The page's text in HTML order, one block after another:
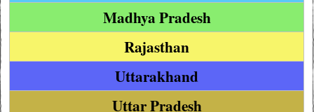
Madhya Pradesh
Rajasthan
Uttarakhand
Uttar Pradesh